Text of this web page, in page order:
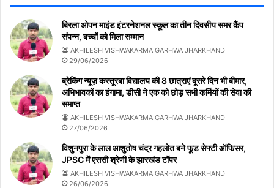
बिरला ओपन माइंड इंटरनेशनल स्कूल का तीन दिवसीय समर कैंप
संपन्न, बच्चों को मिला सम्मान
AKHILESH VISHWAKARMA GARHWA JHARKHAND
29/06/2026
ब्रेकिंग न्यूज़ कस्तूरबा विद्यालय की 8 छात्राएं दूसरे दिन भी बीमार,
अभिभावकों का हंगामा, डीसी ने एक को छोड़ सभी कर्मियों की सेवा की
समाप्त
AKHILESH VISHWAKARMA GARHWA JHARKHAND
27/06/2026
विशुनपुरा के लाल आशुतोष चंद्र गहलोत बने फूड सेफ्टी ऑफिसर,
JPSC में एससी श्रेणी के झारखंड टॉपर
AKHILESH VISHWAKARMA GARHWA JHARKHAND
26/06/2026